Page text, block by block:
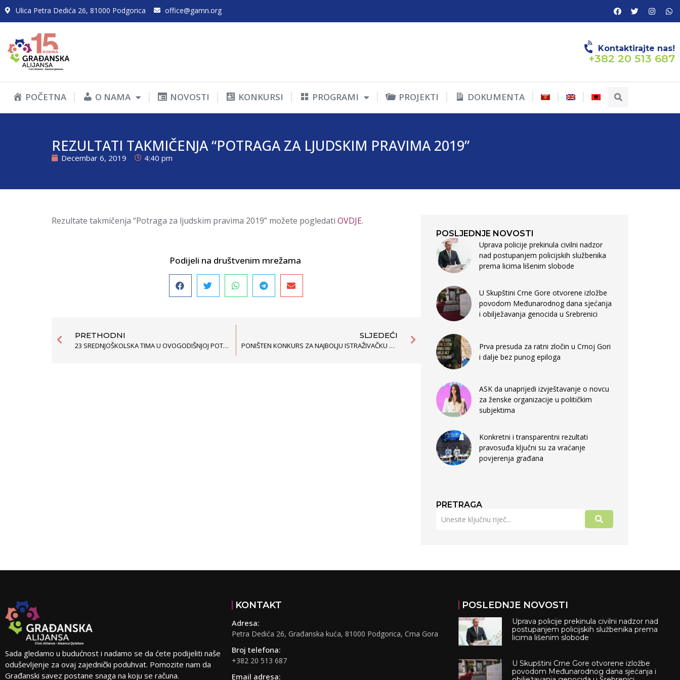
Ulica Petra Dedića 26, 81000 Podgorica office@gamn.org
Kontaktirajte nas!
+382 20 513 687
POČETNA O NAMA NOVOSTI KONKURSI PROGRAMI PROJEKTI DOKUMENTA
REZULTATI TAKMIČENJA “POTRAGA ZA LJUDSKIM PRAVIMA 2019”
Decembar 6, 2019 4:40 pm
Rezultate takmičenja “Potraga za ljudskim pravima 2019” možete pogledati OVDJE.
Podijeli na društvenim mrežama
PRETHODNI
23 SREDNJOŠKOLSKA TIMA U OVOGODIŠNJOJ POTRAZI ZA LJUDSKIM PRAVIMA
SLJEDEĆI
PONIŠTEN KONKURS ZA NAJBOLJU ISTRAŽIVAČKU PRIČU U OBLASTI ZAPOŠLJAVANJA ROMA I EGIPĆANA
POSLJEDNJE NOVOSTI
Uprava policije prekinula civilni nadzor
nad postupanjem policijskih službenika
prema licima lišenim slobode
U Skupštini Crne Gore otvorene izložbe
povodom Međunarodnog dana sjećanja
i obilježavanja genocida u Srebrenici
Prva presuda za ratni zločin u Crnoj Gori
i dalje bez punog epiloga
ASK da unaprijedi izvještavanje o novcu
za ženske organizacije u političkim
subjektima
Konkretni i transparentni rezultati
pravosuđa ključni su za vraćanje
povjerenja građana
PRETRAGA
Sada gledamo u budućnost i nadamo se da ćete podijeliti naše
oduševljenje za ovaj zajednički poduhvat. Pomozite nam da
Građanski savez postane snaga na koju se računa.
KONTAKT
Adresa:
Petra Dedića 26, Građanska kuća, 81000 Podgorica, Crna Gora
Broj telefona:
+382 20 513 687
Email adresa:
POSLEDNJE NOVOSTI
Uprava policije prekinula civilni nadzor nad
postupanjem policijskih službenika prema
licima lišenim slobode
U Skupštini Crne Gore otvorene izložbe
povodom Međunarodnog dana sjećanja i